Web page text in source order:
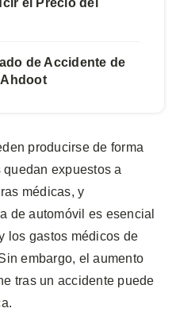
de Accidente de
producirse de forma
expuestos a
médicas, y
de automóvil es esencial
los gastos médicos de
embargo, el aumento
tras un accidente puede